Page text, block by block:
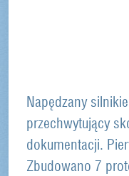
Napędzany
przechwytujący
dokumentacji.
Zbudowano 7